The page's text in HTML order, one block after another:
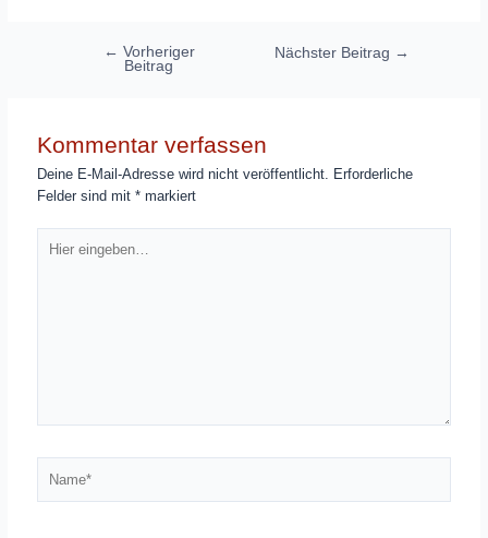
Beitragsnavigation
← Vorheriger
Beitrag
Nächster Beitrag →
Kommentar verfassen
Deine E-Mail-Adresse wird nicht veröffentlicht.
Erforderliche
Felder sind mit* markiert
eingeben…